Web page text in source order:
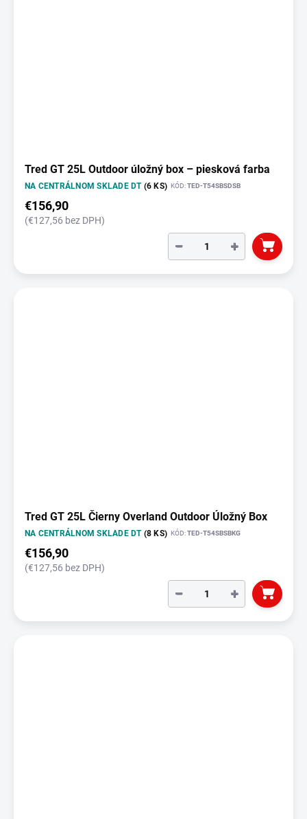
Tred GT 25L Outdoor úložný box – piesková farba
NA CENTRÁLNOM SKLADE DT (6 KS) KÓD:TED-T54SBSDSB
€156,90
(€127,56 bez DPH)
+
−
Tred GT 25L Čierny Overland Outdoor Úložný Box
NA CENTRÁLNOM SKLADE DT (8 KS) KÓD:TED-T54SBSBKG
€156,90
(€127,56 bez DPH)
+
−